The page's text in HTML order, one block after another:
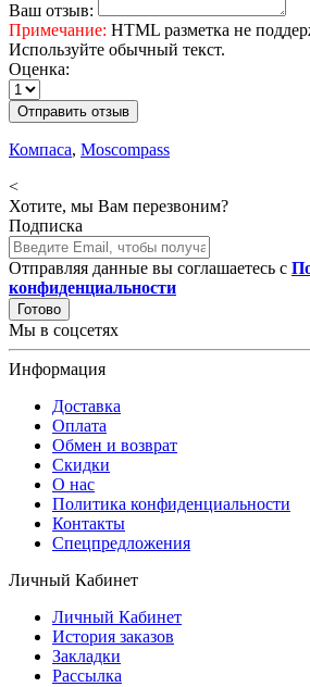
Ваш отзыв:
Примечание: HTML разметка не
Используйте обычный текст.
Оценка:
Отправить отзыв
Компаса, Moscompass
<
Хотите, мы Вам перезвоним?
Подписка
Отправляя данные вы соглашаетесь с
конфиденциальности
Готово
Мы в соцсетях
Информация
Доставка
Оплата
Обмен и возврат
Скидки
О нас
Политика конфиденциальности
Контакты
Спецпредложения
Личный Кабинет
Личный Кабинет
История заказов
Закладки
Рассылка